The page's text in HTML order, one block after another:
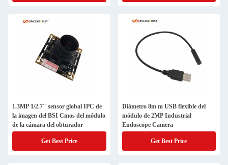
1.3MP 1/2.7" sensor global IPC de
la imagen del BSI Cmos del módulo
de la cámara del obturador
Get Best Price
Diámetro 8m m USB flexible del
módulo de 2MP Industrial
Endoscope Camera
Get Best Price